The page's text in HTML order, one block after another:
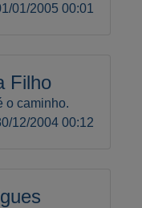
01/2005 00:01
Filho
o caminho.
12/2004 00:12